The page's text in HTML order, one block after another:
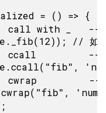
= () => { //
call with _   --
// 如果
ccall         --
cwrap         --